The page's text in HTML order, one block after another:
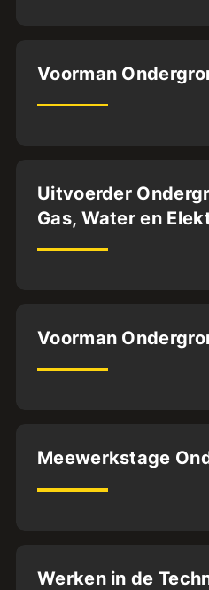
Deventer
Voorman
Deventer
MBO4
HBO
Uitvoerder
Gas, Water en
Dordrecht
Voorman
Deventer
Meewerkstage
Dordrecht
Werken in de